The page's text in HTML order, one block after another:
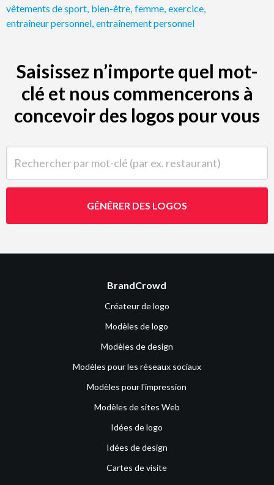
vêtements de sport bien-être femme exercice
entraîneur personnel entraînement personnel
Saisissez n’importe quel mot-
clé et nous commencerons à
concevoir des logos pour vous
GÉNÉRER DES LOGOS
BrandCrowd
Créateur de logo
Modèles de logo
Modèles de design
Modèles pour les réseaux sociaux
Modèles pour l'impression
Modèles de sites Web
Idées de logo
Idées de design
Cartes de visite